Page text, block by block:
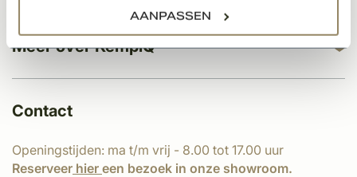
AANPASSEN
Meer over KempíQ
Contact
Openingstijden: ma t/m vrij - 8.00 tot 17.00 uur
Reserveer hier een bezoek in onze showroom.